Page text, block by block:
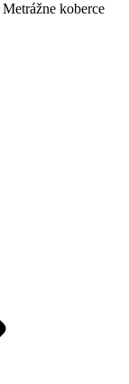
Metrážne koberce